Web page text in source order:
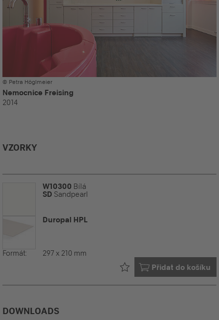
© Petra Höglmeier
Nemocnice Freising
2014
VZORKY
W10300 Bílá
SD Sandpearl
Duropal HPL
Formát: 297 x 210 mm
Přidat do košíku
Již ve vašem
DOWNLOADS